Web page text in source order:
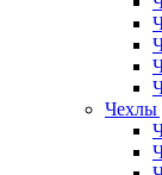
Чехлы